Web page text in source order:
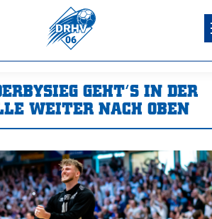
GEHT’S IN DER
WEITER NACH OBEN